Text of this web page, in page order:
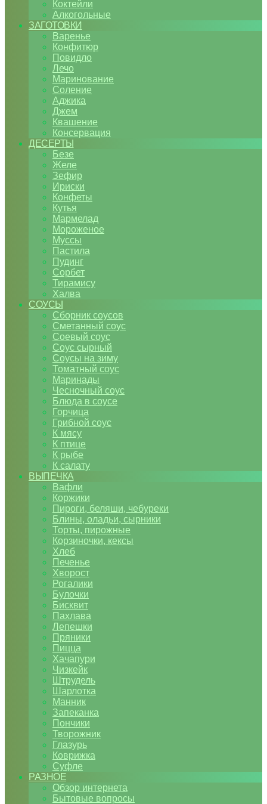
Коктейли
Алкогольные
ЗАГОТОВКИ
Варенье
Конфитюр
Повидло
Лечо
Маринование
Соление
Аджика
Джем
Квашение
Консервация
ДЕСЕРТЫ
Безе
Желе
Зефир
Ириски
Конфеты
Кутья
Мармелад
Мороженое
Муссы
Пастила
Пудинг
Сорбет
Тирамису
Халва
СОУСЫ
Сборник соусов
Сметанный соус
Соевый соус
Соус сырный
Соусы на зиму
Томатный соус
Маринады
Чесночный соус
Блюда в соусе
Горчица
Грибной соус
К мясу
К птице
К рыбе
К салату
ВЫПЕЧКА
Вафли
Коржики
Пироги, беляши, чебуреки
Блины, оладьи, сырники
Торты, пирожные
Корзиночки, кексы
Хлеб
Печенье
Хворост
Рогалики
Булочки
Бисквит
Пахлава
Лепешки
Пряники
Пицца
Хачапури
Чизкейк
Штрудель
Шарлотка
Манник
Запеканка
Пончики
Творожник
Глазурь
Коврижка
Суфле
РАЗНОЕ
Обзор интернета
Бытовые вопросы